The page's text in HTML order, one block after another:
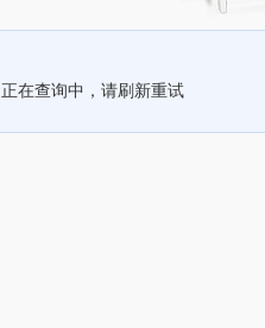
正在查询中，请刷新重试